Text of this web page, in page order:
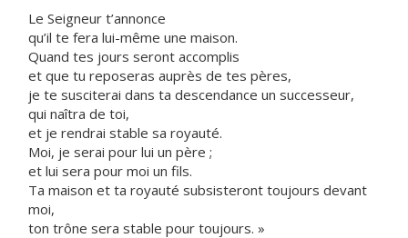
Le Seigneur t’annonce
qu’il te fera lui-même une maison.
Quand tes jours seront accomplis
et que tu reposeras auprès de tes pères,
je te susciterai dans ta descendance un successeur,
qui naîtra de toi,
et je rendrai stable sa royauté.
Moi, je serai pour lui un père ;
et lui sera pour moi un fils.
Ta maison et ta royauté subsisteront toujours devant
moi,
ton trône sera stable pour toujours. »